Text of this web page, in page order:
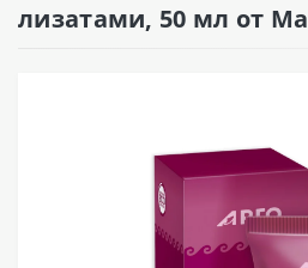
лизатами, 50 мл от